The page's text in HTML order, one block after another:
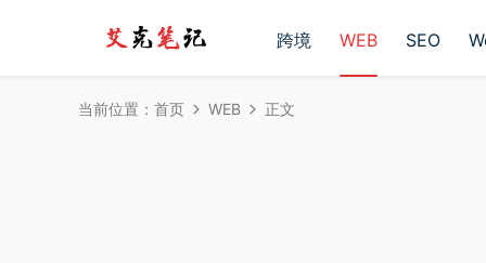
跨境 WEB SEO
当前位置： 首页 WEB 正文